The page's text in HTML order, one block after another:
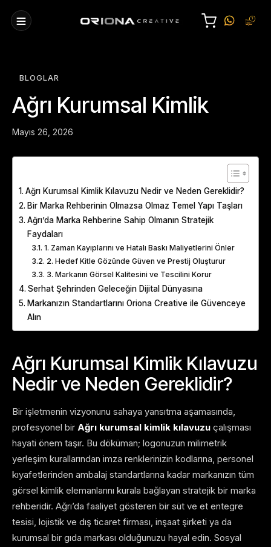
BLOGLAR
Ağrı Kurumsal Kimlik
Mayıs 26, 2026
Ağrı Kurumsal Kimlik Kılavuzu Nedir ve Neden Gereklidir?
Bir Marka Rehberinin Olmazsa Olmaz Temel Yapı Taşları
Ağrı’da Marka Rehberine Sahip Olmanın Stratejik
Faydaları
1. Zaman Kayıplarını ve Hatalı Baskı Maliyetlerini Önler
2. Hedef Kitle Gözünde Güven ve Prestij Oluşturur
3. Markanın Görsel Kalitesini ve Tescilini Korur
Serhat Şehrinden Geleceğin Dijital Dünyasına
Markanızın Standartlarını Oriona Creative ile Güvenceye
Alın
Ağrı Kurumsal Kimlik Kılavuzu
Nedir ve Neden Gereklidir?
Bir işletmenin vizyonunu sahaya yansıtma aşamasında,
profesyonel bir Ağrı kurumsal kimlik kılavuzu çalışması
hayati önem taşır. Bu döküman; logonuzun milimetrik
yerleşim kurallarından imza renklerinizin kodlarına, personel
kıyafetlerinden ambalaj standartlarına kadar markanızın tüm
görsel kimlik elemanlarını kurala bağlayan stratejik bir marka
rehberidir. Ağrı’da faaliyet gösteren bir süt ve et entegre
tesisi, lojistik ve dış ticaret firması, inşaat şirketi ya da
kurumsal bir gıda markası olduğunuzu hayal edin. Sosyal